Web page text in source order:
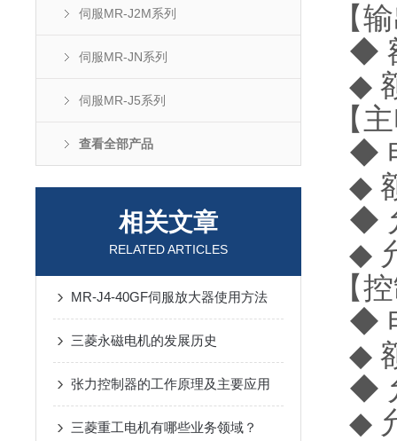
伺服MR-J2M系列
伺服MR-JN系列
伺服MR-J5系列
查看全部产品
相关文章
RELATED ARTICLES
MR-J4-40GF伺服放大器使用方法
三菱永磁电机的发展历史
张力控制器的工作原理及主要应用
三菱重工电机有哪些业务领域？
【
◆
◆
【
◆
◆
◆
◆
【
◆
◆
◆
◆